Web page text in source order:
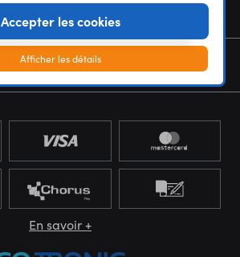
NEWSLETTER
En savoir +
Accepter les cookies
Afficher les détails